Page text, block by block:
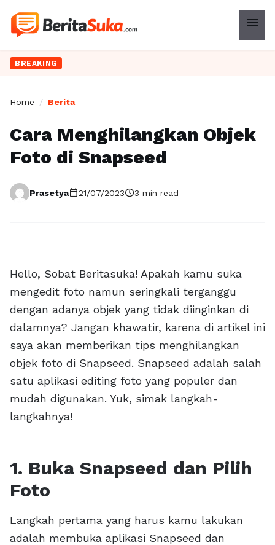
menu
BREAKING
Home / Berita
Cara Menghilangkan Objek
Foto di Snapseed
Prasetyacalendar_today21/07/2023schedule3 min read
Hello, Sobat Beritasuka! Apakah kamu suka
mengedit foto namun seringkali terganggu
dengan adanya objek yang tidak diinginkan di
dalamnya? Jangan khawatir, karena di artikel ini
saya akan memberikan tips menghilangkan
objek foto di Snapseed. Snapseed adalah salah
satu aplikasi editing foto yang populer dan
mudah digunakan. Yuk, simak langkah-
langkahnya!
1. Buka Snapseed dan Pilih
Foto
Langkah pertama yang harus kamu lakukan
adalah membuka aplikasi Snapseed dan